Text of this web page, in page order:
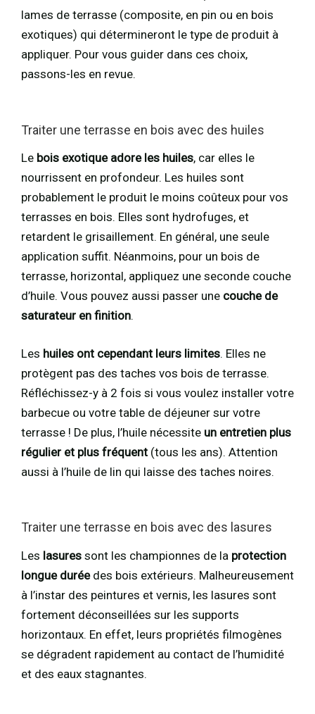
lames de terrasse (composite, en pin ou en bois
exotiques) qui détermineront le type de produit à
appliquer. Pour vous guider dans ces choix,
passons-les en revue.
Traiter une terrasse en bois avec des huiles
Le bois exotique adore les huiles, car elles le
nourrissent en profondeur. Les huiles sont
probablement le produit le moins coûteux pour vos
terrasses en bois. Elles sont hydrofuges, et
retardent le grisaillement. En général, une seule
application suffit. Néanmoins, pour un bois de
terrasse, horizontal, appliquez une seconde couche
d’huile. Vous pouvez aussi passer une couche de
saturateur en finition.
Les huiles ont cependant leurs limites. Elles ne
protègent pas des taches vos bois de terrasse.
Réfléchissez-y à 2 fois si vous voulez installer votre
barbecue ou votre table de déjeuner sur votre
terrasse ! De plus, l’huile nécessite un entretien plus
régulier et plus fréquent (tous les ans). Attention
aussi à l’huile de lin qui laisse des taches noires.
Traiter une terrasse en bois avec des lasures
Les lasures sont les championnes de la protection
longue durée des bois extérieurs. Malheureusement
à l’instar des peintures et vernis, les lasures sont
fortement déconseillées sur les supports
horizontaux. En effet, leurs propriétés filmogènes
se dégradent rapidement au contact de l’humidité
et des eaux stagnantes.